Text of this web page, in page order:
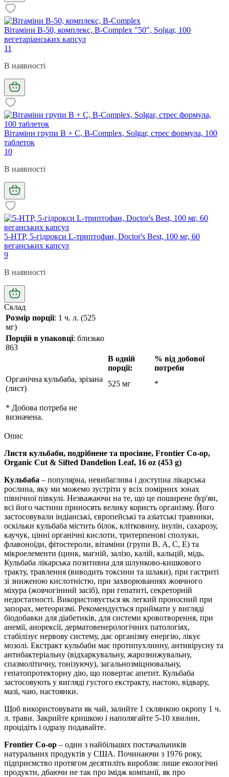
Вітаміни В-50, комплекс, B-Complex "50", Solgar, 100
вегетаріанських капсул
11
В наявності
Вітаміни групи В + С, B-Complex, Solgar, стрес формула, 100
таблеток
10
В наявності
5-HTP, 5-гідрокси L-триптофан, Doctor's Best, 100 мг, 60
веганських капсул
9
В наявності
Склад
Розмір порції: 1 ч. л. (525
мг)
Порцій в упаковці: близько
863
В одній
порції:
% від добової
потреби
Органічна кульбаба, зрізана
(лист)
525 мг *
* Добова потреба не
визначена.
Опис
Листя кульбаби, подрібнене та просіяне, Frontier Co-op,
Organic Cut & Sifted Dandelion Leaf, 16 oz (453 g)
Кульбаба – популярна, невибаглива і доступна лікарська
рослина, яку ми можемо зустріти у всіх помірних зонах
північної півкулі. Незважаючи на те, що це поширене бур'ян,
всі його частини приносять велику користь організму. Його
застосовували індіанські, європейські та азіатські травники,
оскільки кульбаба містить білок, клітковину, інулін, сахарозу,
каучук, цінні органічні кислоти, тритерпенові сполуки,
флавоноїди, фітостероли, вітаміни (групи В, А, С, Е) та
мікроелементи (цинк, магній, залізо, калій, кальцій, мідь.
Кульбаба лікарська позитивна для шлунково-кишкового
тракту, травлення (виводить токсини та шлаки), при гастриті
зі зниженою кислотністю, при захворюваннях жовчного
міхура (жовчогінний засіб), при гепатиті, секреторній
недостатності. Використовується як легкий проносний при
запорах, метеоризмі. Рекомендується приймати у вигляді
біодобавки для діабетиків, для системи кровотворення, при
анемії, анорексії, дерматовенерологічних патологіях,
стабілізує нервову систему, дає організму енергію, лікує
мозолі. Екстракт кульбаби має протипухлинну, антивірусну та
антибактеріальну (відхаркувальну, жарознижувальну,
спазмолітичну, тонізуючу), загальнозміцнювальну,
гепатопротекторну дію, що повертає апетит. Кульбаба
застосовують у вигляді густого екстракту, настою, відвару,
мазі, чаю, настоянки.
Щоб використовувати як чай, залийте 1 склянкою окропу 1 ч.
л. трави. Закрийте кришкою і наполягайте 5-10 хвилин,
процідіть і одразу подавайте.
Frontier Co-op – один з найбільших постачальників
натуральних продуктів у США. Починаючи з 1976 року,
підприємство протягом десятиліть виробляє лише екологічні
продукти, дбаючи не так про імідж компанії, як про